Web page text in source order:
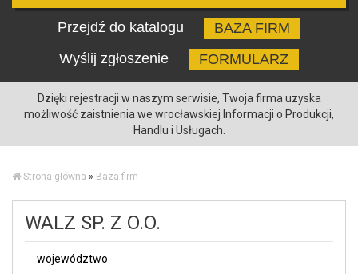
Przejdź do katalogu
BAZA FIRM
Wyślij zgłoszenie
FORMULARZ
Dzięki rejestracji w naszym serwisie, Twoja firma uzyska
możliwość zaistnienia we wrocławskiej Informacji o Produkcji,
Handlu i Usługach.
Strona główna » Baza firm
WALZ SP. Z O.O.
województwo